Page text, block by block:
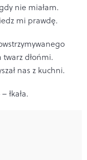
nie miałam.
mi prawdę.
twarz dłońmi.
nas z kuchni.
łkała.